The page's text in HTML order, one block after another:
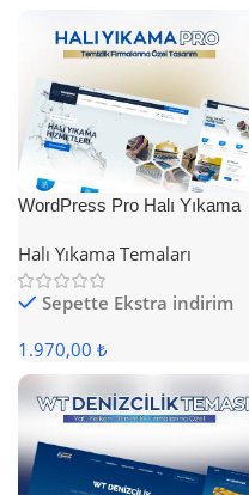
WordPress Pro Halı Yıkama
Halı Yıkama Temaları
Sepette Ekstra indirim
1.970,00 ₺